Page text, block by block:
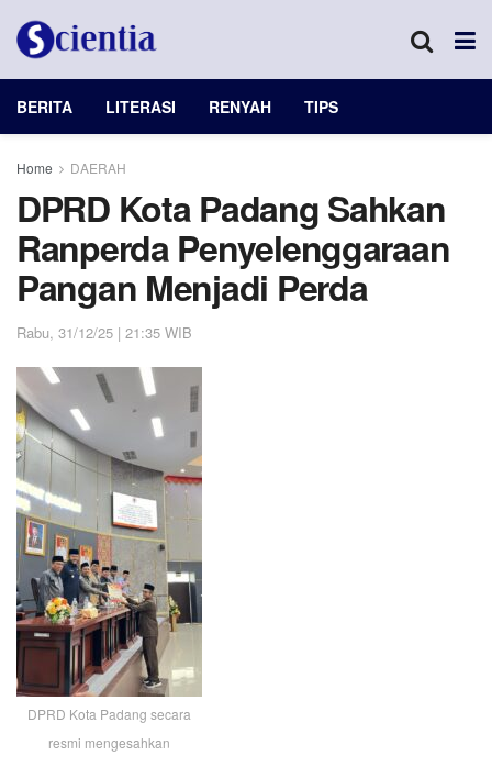
BERITA LITERASI RENYAH TIPS
Home DAERAH
DPRD Kota Padang Sahkan
Ranperda Penyelenggaraan
Pangan Menjadi Perda
Rabu, 31/12/25 | 21:35 WIB
DPRD Kota Padang secara
resmi mengesahkan